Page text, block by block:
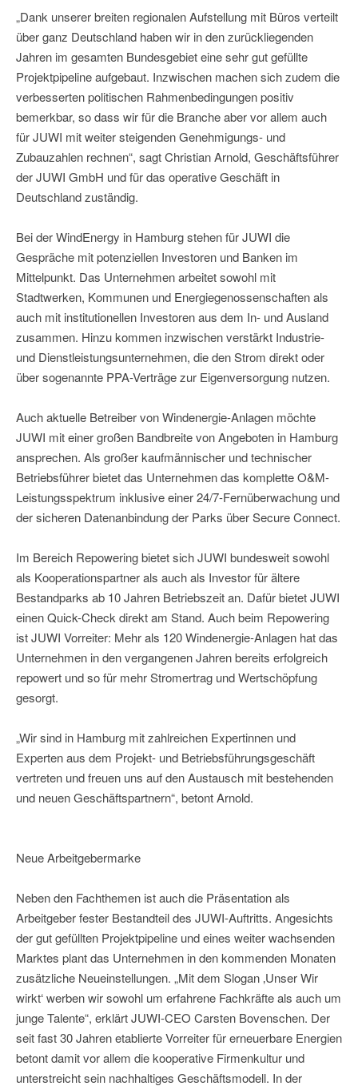
„Dank unserer breiten regionalen Aufstellung mit Büros verteilt
über ganz Deutschland haben wir in den zurückliegenden
Jahren im gesamten Bundesgebiet eine sehr gut gefüllte
Projektpipeline aufgebaut. Inzwischen machen sich zudem die
verbesserten politischen Rahmenbedingungen positiv
bemerkbar, so dass wir für die Branche aber vor allem auch
für JUWI mit weiter steigenden Genehmigungs- und
Zubauzahlen rechnen“, sagt Christian Arnold, Geschäftsführer
der JUWI GmbH und für das operative Geschäft in
Deutschland zuständig.
Bei der WindEnergy in Hamburg stehen für JUWI die
Gespräche mit potenziellen Investoren und Banken im
Mittelpunkt. Das Unternehmen arbeitet sowohl mit
Stadtwerken, Kommunen und Energiegenossenschaften als
auch mit institutionellen Investoren aus dem In- und Ausland
zusammen. Hinzu kommen inzwischen verstärkt Industrie-
und Dienstleistungsunternehmen, die den Strom direkt oder
über sogenannte PPA-Verträge zur Eigenversorgung nutzen.
Auch aktuelle Betreiber von Windenergie-Anlagen möchte
JUWI mit einer großen Bandbreite von Angeboten in Hamburg
ansprechen. Als großer kaufmännischer und technischer
Betriebsführer bietet das Unternehmen das komplette O&M-
Leistungsspektrum inklusive einer 24/7-Fernüberwachung und
der sicheren Datenanbindung der Parks über Secure Connect.
Im Bereich Repowering bietet sich JUWI bundesweit sowohl
als Kooperationspartner als auch als Investor für ältere
Bestandparks ab 10 Jahren Betriebszeit an. Dafür bietet JUWI
einen Quick-Check direkt am Stand. Auch beim Repowering
ist JUWI Vorreiter: Mehr als 120 Windenergie-Anlagen hat das
Unternehmen in den vergangenen Jahren bereits erfolgreich
repowert und so für mehr Stromertrag und Wertschöpfung
gesorgt.
„Wir sind in Hamburg mit zahlreichen Expertinnen und
Experten aus dem Projekt- und Betriebsführungsgeschäft
vertreten und freuen uns auf den Austausch mit bestehenden
und neuen Geschäftspartnern“, betont Arnold.
Neue Arbeitgebermarke
Neben den Fachthemen ist auch die Präsentation als
Arbeitgeber fester Bestandteil des JUWI-Auftritts. Angesichts
der gut gefüllten Projektpipeline und eines weiter wachsenden
Marktes plant das Unternehmen in den kommenden Monaten
zusätzliche Neueinstellungen. „Mit dem Slogan ‚Unser Wir
wirkt‘ werben wir sowohl um erfahrene Fachkräfte als auch um
junge Talente“, erklärt JUWI-CEO Carsten Bovenschen. Der
seit fast 30 Jahren etablierte Vorreiter für erneuerbare Energien
betont damit vor allem die kooperative Firmenkultur und
unterstreicht sein nachhaltiges Geschäftsmodell. In der